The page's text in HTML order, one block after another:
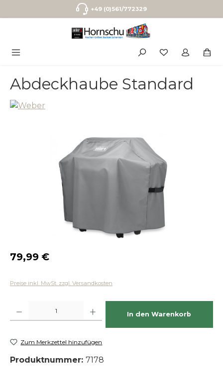
Zum Hauptinhalt springen+49 (0)561/772329
Abdeckhaube Standard
Bildergalerie überspringen
Regulärer Preis:
79,99 €
Preise inkl. MwSt. zzgl. Versandkosten
In den Warenkorb
Zum Merkzettel hinzufügen
Produktnummer: 7178